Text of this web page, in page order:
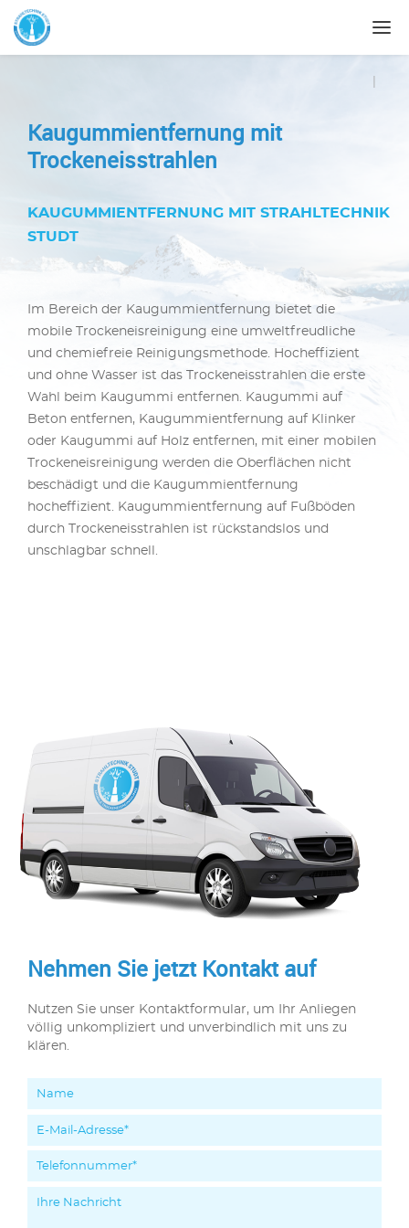
Kaugummientfernung mit
Trockeneisstrahlen
KAUGUMMIENTFERNUNG MIT STRAHLTECHNIK
STUDT
Im Bereich der Kaugummientfernung bietet die
mobile Trockeneisreinigung eine umweltfreudliche
und chemiefreie Reinigungsmethode. Hocheffizient
und ohne Wasser ist das Trockeneisstrahlen die erste
Wahl beim Kaugummi entfernen. Kaugummi auf
Beton entfernen, Kaugummientfernung auf Klinker
oder Kaugummi auf Holz entfernen, mit einer mobilen
Trockeneisreinigung werden die Oberflächen nicht
beschädigt und die Kaugummientfernung
hocheffizient. Kaugummientfernung auf Fußböden
durch Trockeneisstrahlen ist rückstandslos und
unschlagbar schnell.
Nehmen Sie jetzt Kontakt auf
Nutzen Sie unser Kontaktformular, um Ihr Anliegen
völlig unkompliziert und unverbindlich mit uns zu
klären.